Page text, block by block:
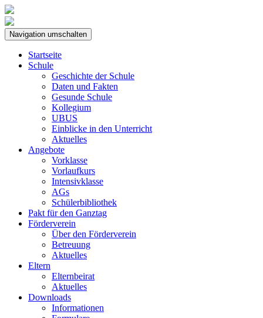
Navigation umschalten
Startseite
Schule
Geschichte der Schule
Daten und Fakten
Gesunde Schule
Kollegium
UBUS
Einblicke in den Unterricht
Aktuelles
Angebote
Vorklasse
Vorlaufkurs
Intensivklasse
AGs
Schülerbibliothek
Pakt für den Ganztag
Förderverein
Über den Förderverein
Betreuung
Aktuelles
Eltern
Elternbeirat
Aktuelles
Downloads
Informationen